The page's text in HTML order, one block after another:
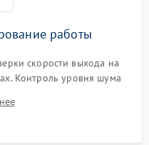
работы
скорости выхода на
Контроль уровня шума
стенок и корректного
оттайки.